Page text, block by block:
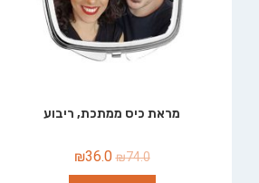
מראת כיס ממתכת, ריבוע
₪74.0
₪36.0